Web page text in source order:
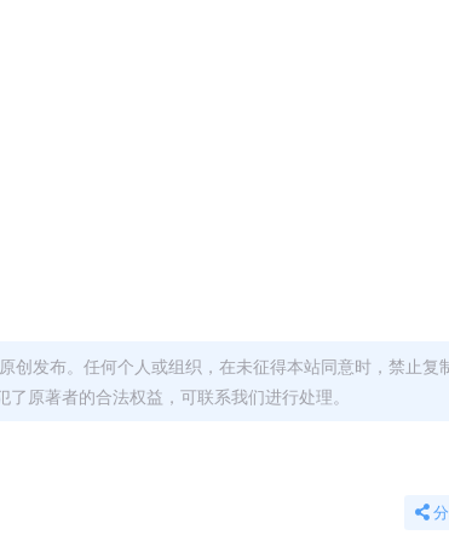
创发布。任何个人或组织，在未征得本站同意时，禁止复
原著者的合法权益，可联系我们进行处理。